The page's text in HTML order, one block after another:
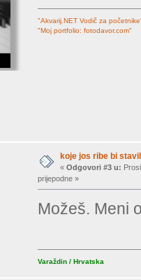
"Akvarij.NET Vodič za
"Moj portfolio: fotodavor.com"
koje jos ribe bi
« Odgovori #3 u:
prijepodne »
Možeš. Meni
Varaždin / Hrvatska